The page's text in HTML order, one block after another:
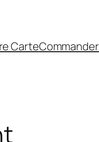
CarteCommander